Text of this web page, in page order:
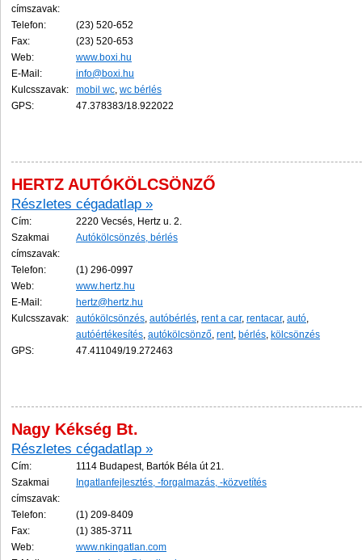
címszavak:
Telefon:
(23) 520-652
Fax:
(23) 520-653
Web:
www.boxi.hu
E-Mail:
info@boxi.hu
Kulcsszavak:
mobil wc, wc bérlés
GPS:
47.378383/18.922022
HERTZ AUTÓKÖLCSÖNZŐ
Részletes cégadatlap »
Cím:
2220 Vecsés, Hertz u. 2.
Szakmai
címszavak:
Autókölcsönzés, bérlés
Telefon:
(1) 296-0997
Web:
www.hertz.hu
E-Mail:
hertz@hertz.hu
Kulcsszavak:
autókölcsönzés, autóbérlés, rent a car, rentacar, autó,
autóértékesítés, autókölcsönző, rent, bérlés, kölcsönzés
GPS:
47.411049/19.272463
Nagy Kékség Bt.
Részletes cégadatlap »
Cím:
1114 Budapest, Bartók Béla út 21.
Szakmai
címszavak:
Ingatlanfejlesztés, -forgalmazás, -közvetítés
Telefon:
(1) 209-8409
Fax:
(1) 385-3711
Web:
www.nkingatlan.com